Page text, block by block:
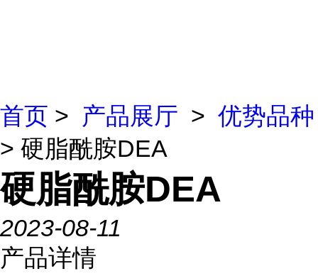
首页 > 产品展厅 > 优势品种
> 硬脂酰胺DEA
硬脂酰胺DEA
2023-08-11
产品详情